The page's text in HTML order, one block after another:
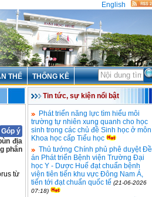
English
THỂ THỐNG KÊ
Góp ý
địa
phân
từ
Tin tức, sự kiện nổi bật
Phát triển năng lực tìm hiểu môi
trường tự nhiên xung quanh cho học
sinh trong các chủ đề Sinh học ở môn
Khoa học cấp Tiểu học
Thủ tướng Chính phủ phê duyệt Đề
án Phát triển Bệnh viện Trường Đại
học Y - Dược Huế đạt chuẩn bệnh
viện tiên tiến khu vực Đông Nam Á,
tiến tới đạt chuẩn quốc tế (21-06-2026
07:18)